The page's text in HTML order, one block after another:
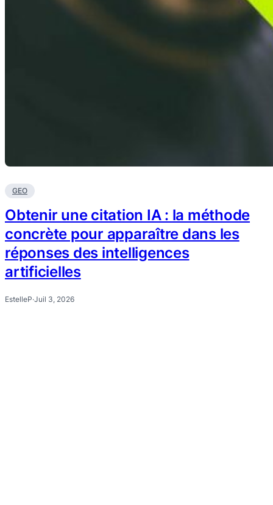
GEO
Obtenir une citation IA : la méthode
concrète pour apparaître dans les
réponses des intelligences
artificielles
EstelleP·Juil 3, 2026